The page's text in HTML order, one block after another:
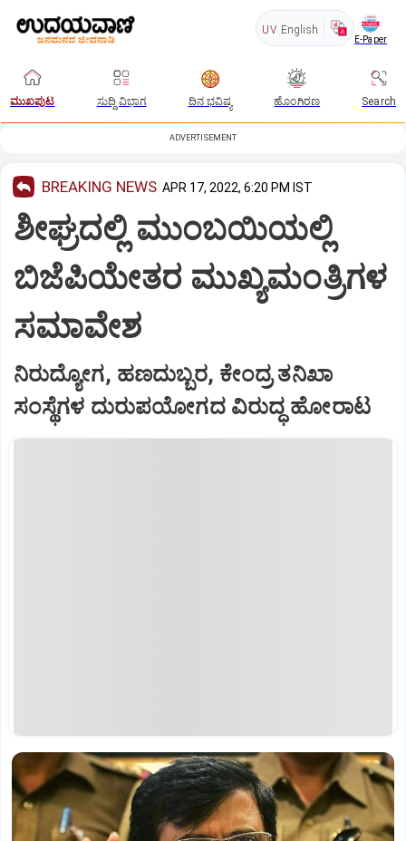
UV English
E-Paper
ಮುಖಪುಟ ಸುದ್ದಿ ವಿಭಾಗ ದಿನ ಭವಿಷ್ಯ ಹೊಂಗಿರಣ Search
ADVERTISEMENT
BREAKING NEWS APR 17, 2022, 6:20 PM IST
ಶೀಘ್ರದಲ್ಲಿ ಮುಂಬಯಿಯಲ್ಲಿ
ಬಿಜೆಪಿಯೇತರ ಮುಖ್ಯಮಂತ್ರಿಗಳ
ಸಮಾವೇಶ
ನಿರುದ್ಯೋಗ, ಹಣದುಬ್ಬರ, ಕೇಂದ್ರ ತನಿಖಾ
ಸಂಸ್ಥೆಗಳ ದುರುಪಯೋಗದ ವಿರುದ್ಧ ಹೋರಾಟ